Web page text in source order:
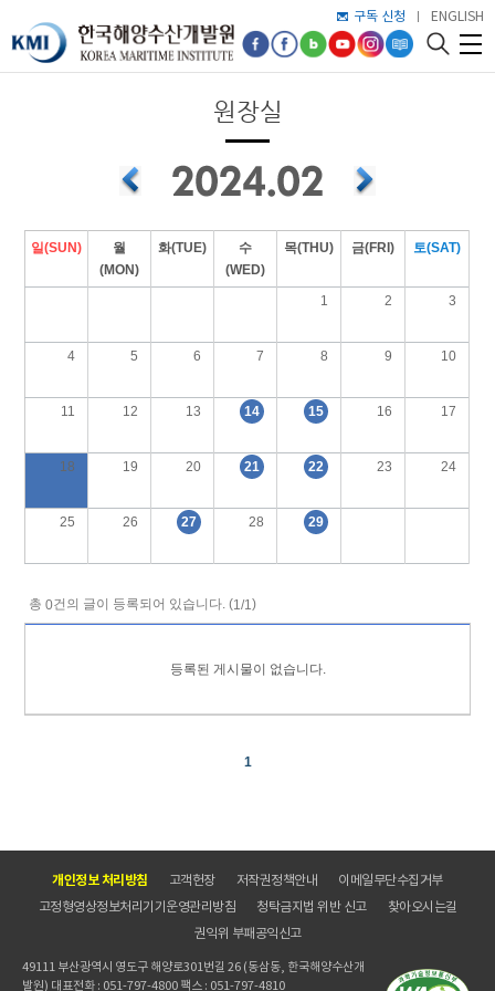
구독 신청 ENGLISH
원장실
일(SUN)
월
(MON)
화(TUE)
수
(WED)
목(THU) 금(FRI) 토(SAT)
1 2 3
4 5 6 7 8 9 10
11 12 13 14 15 16 17
18 19 20 21 22 23 24
25 26 27 28 29
총0건의 글이 등록되어 있습니다. (1/1)
등록된 게시물이 없습니다.
1
개인정보 처리방침 고객헌장 저작권정책안내
이메일무단수집거부
고정형영상정보처리기기운영관리방침
청탁금지법 위반 신고
찾아오시는길
권익위 부패공익신고
49111 부산광역시 영도구 해양로301번길 26 (동삼동, 한국해양수산개
발원) 대표전화 : 051-797-4800 팩스 : 051-797-4810